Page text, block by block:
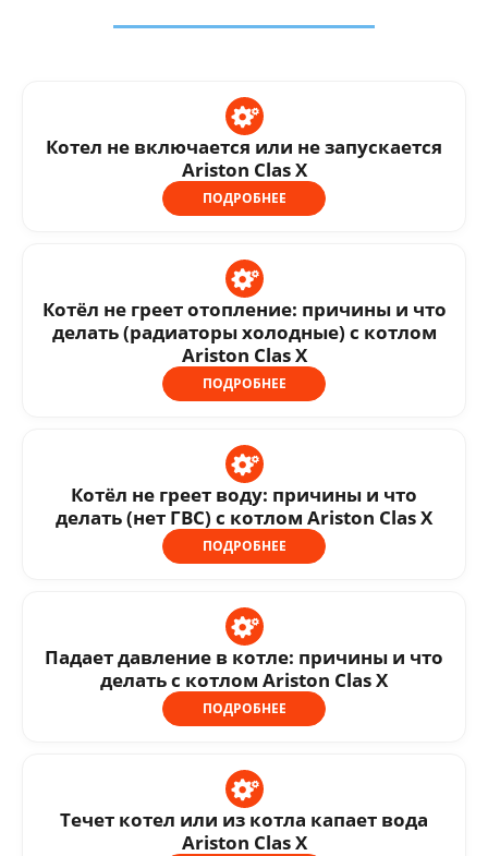
Котел не включается или не запускается
Ariston Clas X
ПОДРОБНЕЕ
Котёл не греет отопление: причины и что
делать (радиаторы холодные) с котлом
Ariston Clas X
ПОДРОБНЕЕ
Котёл не греет воду: причины и что
делать (нет ГВС) с котлом Ariston Clas X
ПОДРОБНЕЕ
Падает давление в котле: причины и что
делать с котлом Ariston Clas X
ПОДРОБНЕЕ
Течет котел или из котла капает вода
Ariston Clas X